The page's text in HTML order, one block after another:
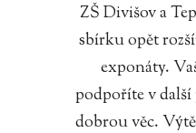
ZŠ Divišov a
sbírku opět
exponáty.
podpoříte v další
dobrou věc.